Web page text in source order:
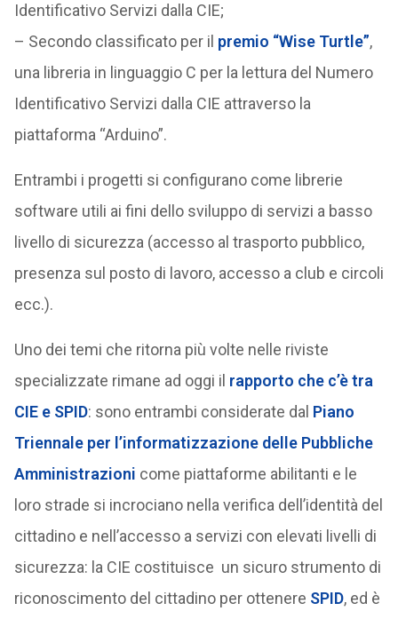
Identificativo Servizi dalla CIE;
– Secondo classificato per il premio “Wise Turtle”,
una libreria in linguaggio C per la lettura del Numero
Identificativo Servizi dalla CIE attraverso la
piattaforma “Arduino”.
Entrambi i progetti si configurano come librerie
software utili ai fini dello sviluppo di servizi a basso
livello di sicurezza (accesso al trasporto pubblico,
presenza sul posto di lavoro, accesso a club e circoli
ecc.).
Uno dei temi che ritorna più volte nelle riviste
specializzate rimane ad oggi il rapporto che c’è tra
CIE e SPID: sono entrambi considerate dal Piano
Triennale per l’informatizzazione delle Pubbliche
Amministrazioni come piattaforme abilitanti e le
loro strade si incrociano nella verifica dell’identità del
cittadino e nell’accesso a servizi con elevati livelli di
sicurezza: la CIE costituisce un sicuro strumento di
riconoscimento del cittadino per ottenere SPID, ed è